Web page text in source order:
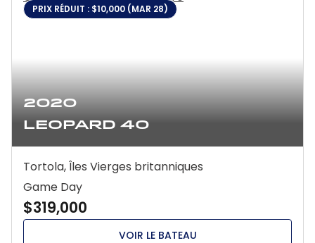
2020
Leopard 40
PRIX RÉDUIT : $10,000 (MAR 28)
Tortola, Îles Vierges britanniques
Game Day
$319,000
VOIR LE BATEAU